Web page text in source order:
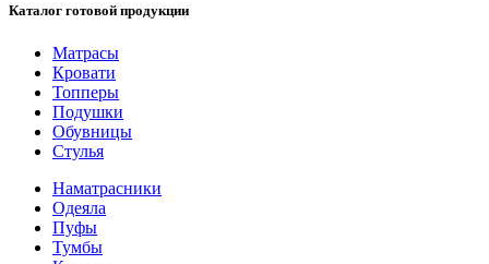
Каталог готовой продукции
Матрасы
Кровати
Топперы
Подушки
Обувницы
Стулья
Наматрасники
Одеяла
Пуфы
Тумбы